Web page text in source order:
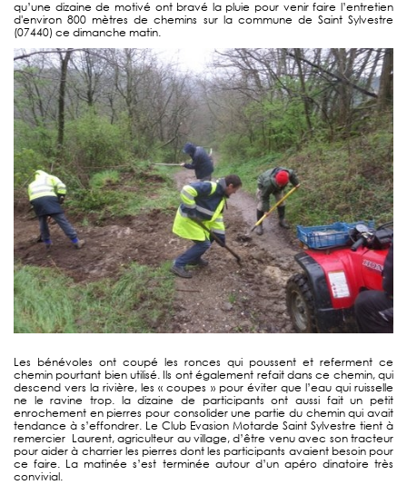
qu’une dizaine de motivé ont bravé la pluie pour venir faire l’entretien
d'environ 800 mètres de chemins sur la commune de Saint Sylvestre
(07440) ce dimanche matin.
Les bénévoles ont coupé les ronces qui poussent et referment ce
chemin pourtant bien utilisé. Ils ont également refait dans ce chemin, qui
descend vers la rivière, les « coupes » pour éviter que l’eau qui ruisselle
ne le ravine trop. la dizaine de participants ont aussi fait un petit
enrochement en pierres pour consolider une partie du chemin qui avait
tendance à s’effondrer. Le Club Evasion Motarde Saint Sylvestre tient à
remercier Laurent, agriculteur au village, d’être venu avec son tracteur
pour aider à charrier les pierres dont les participants avaient besoin pour
ce faire. La matinée s’est terminée autour d’un apéro dinatoire très
convivial.